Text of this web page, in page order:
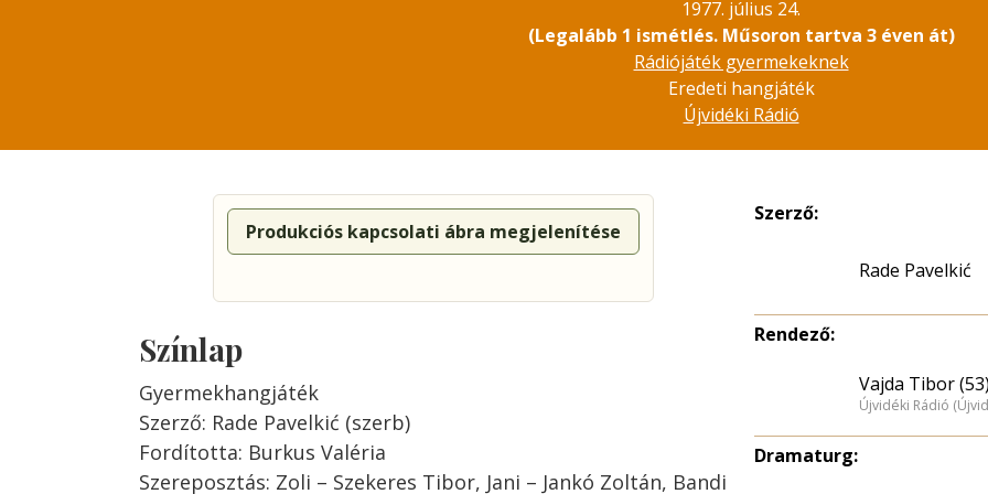
1977. július 24.
(Legalább 1 ismétlés. Műsoron tartva 3 éven át)
Rádiójáték gyermekeknek
Eredeti hangjáték
Újvidéki Rádió
Produkciós kapcsolati ábra megjelenítése
Színlap
Gyermekhangjáték
Szerző: Rade Pavelkić (szerb)
Fordította: Burkus Valéria
Szereposztás: Zoli – Szekeres Tibor, Jani – Jankó Zoltán, Bandi
Szerző:
Rade Pavelkić
Rendező:
Vajda Tibor (53)
Újvidéki Rádió
Dramaturg: